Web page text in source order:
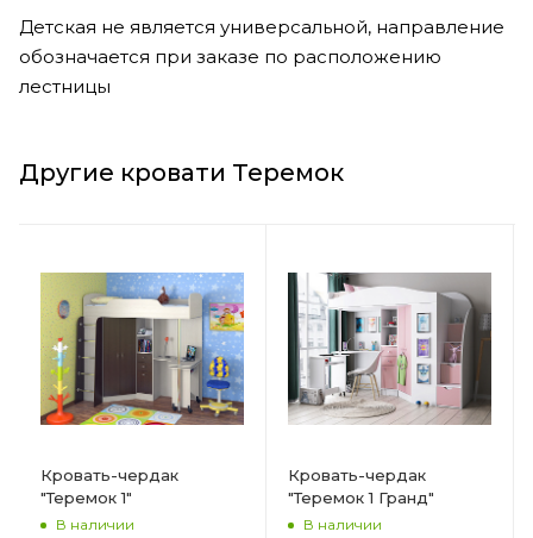
Детская не является универсальной, направление
обозначается при заказе по расположению
лестницы
Другие кровати Теремок
Кровать-чердак
"Теремок 1"
В наличии
Кровать-чердак
"Теремок 1 Гранд"
В наличии